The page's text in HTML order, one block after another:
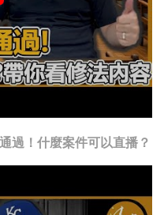
過！什麼案件可以直播？